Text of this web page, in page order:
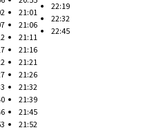
21:01
21:06
21:11
21:16
21:21
21:26
21:32
21:39
21:45
21:52
22:19
22:32
22:45